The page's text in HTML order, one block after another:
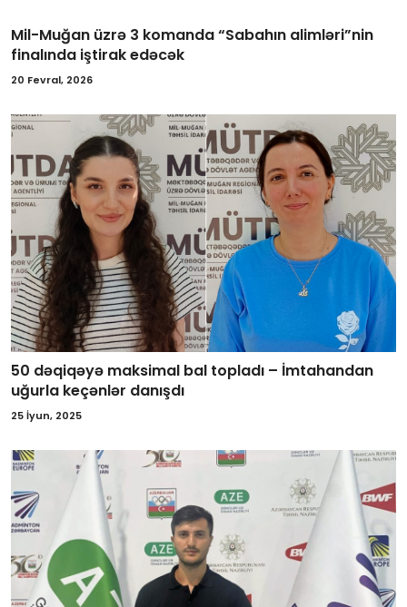
Mil-Muğan üzrə 3 komanda “Sabahın alimləri”nin
finalında iştirak edəcək
20 Fevral, 2026
50 dəqiqəyə maksimal bal topladı – İmtahandan
uğurla keçənlər danışdı
25 İyun, 2025